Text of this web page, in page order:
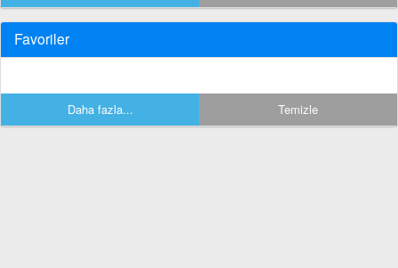
Favoriler
Daha fazla... Temizle